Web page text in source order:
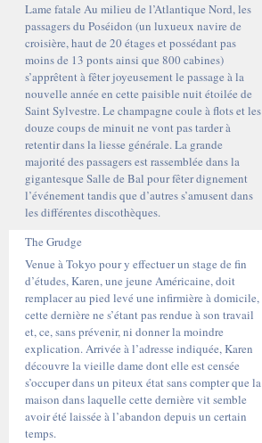
Lame fatale Au milieu de l’Atlantique Nord, les
passagers du Poséidon (un luxueux navire de
croisière, haut de 20 étages et possédant pas
moins de 13 ponts ainsi que 800 cabines)
s’apprêtent à fêter joyeusement le passage à la
nouvelle année en cette paisible nuit étoilée de
Saint Sylvestre. Le champagne coule à flots et les
douze coups de minuit ne vont pas tarder à
retentir dans la liesse générale. La grande
majorité des passagers est rassemblée dans la
gigantesque Salle de Bal pour fêter dignement
l’événement tandis que d’autres s’amusent dans
les différentes discothèques.
The Grudge
Venue à Tokyo pour y effectuer un stage de fin
d’études, Karen, une jeune Américaine, doit
remplacer au pied levé une infirmière à domicile,
cette dernière ne s’étant pas rendue à son travail
et, ce, sans prévenir, ni donner la moindre
explication. Arrivée à l’adresse indiquée, Karen
découvre la vieille dame dont elle est censée
s’occuper dans un piteux état sans compter que la
maison dans laquelle cette dernière vit semble
avoir été laissée à l’abandon depuis un certain
temps.